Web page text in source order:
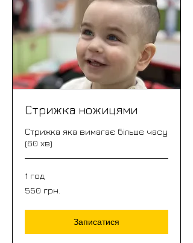
Стрижка ножицями
Стрижка яка вимагає більше часу
(60 хв)
1 год
грн.
550 грн.
Записатися